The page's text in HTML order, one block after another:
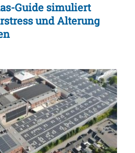
Guide simuliert
und Alterung